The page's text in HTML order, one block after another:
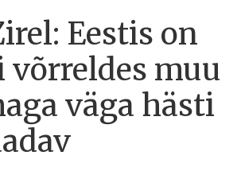
Eestis on
võrreldes muu
väga hästi